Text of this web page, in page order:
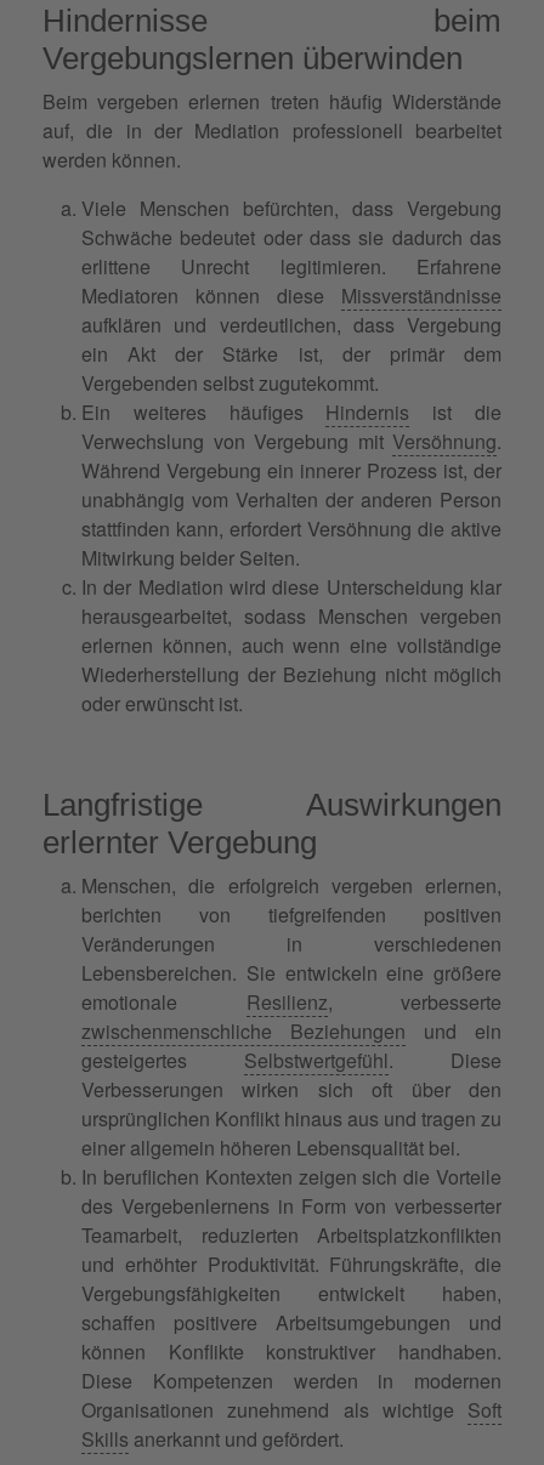
Hindernisse beim
Vergebungslernen überwinden
Beim vergeben erlernen treten häufig Widerstände
auf, die in der Mediation professionell bearbeitet
werden können.
Viele Menschen befürchten, dass Vergebung
Schwäche bedeutet oder dass sie dadurch das
erlittene Unrecht legitimieren. Erfahrene
Mediatoren können diese Missverständnisse
aufklären und verdeutlichen, dass Vergebung
ein Akt der Stärke ist, der primär dem
Vergebenden selbst zugutekommt.
Ein weiteres häufiges Hindernis ist die
Verwechslung von Vergebung mit Versöhnung.
Während Vergebung ein innerer Prozess ist, der
unabhängig vom Verhalten der anderen Person
stattfinden kann, erfordert Versöhnung die aktive
Mitwirkung beider Seiten.
In der Mediation wird diese Unterscheidung klar
herausgearbeitet, sodass Menschen vergeben
erlernen können, auch wenn eine vollständige
Wiederherstellung der Beziehung nicht möglich
oder erwünscht ist.
Langfristige Auswirkungen
erlernter Vergebung
Menschen, die erfolgreich vergeben erlernen,
berichten von tiefgreifenden positiven
Veränderungen in verschiedenen
Lebensbereichen. Sie entwickeln eine größere
emotionale Resilienz, verbesserte
zwischenmenschliche Beziehungen und ein
gesteigertes Selbstwertgefühl. Diese
Verbesserungen wirken sich oft über den
ursprünglichen Konflikt hinaus aus und tragen zu
einer allgemein höheren Lebensqualität bei.
In beruflichen Kontexten zeigen sich die Vorteile
des Vergebenlernens in Form von verbesserter
Teamarbeit, reduzierten Arbeitsplatzkonflikten
und erhöhter Produktivität. Führungskräfte, die
Vergebungsfähigkeiten entwickelt haben,
schaffen positivere Arbeitsumgebungen und
können Konflikte konstruktiver handhaben.
Diese Kompetenzen werden in modernen
Organisationen zunehmend als wichtige Soft
Skills anerkannt und gefördert.